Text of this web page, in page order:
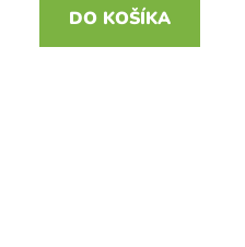
DO KOŠÍKA